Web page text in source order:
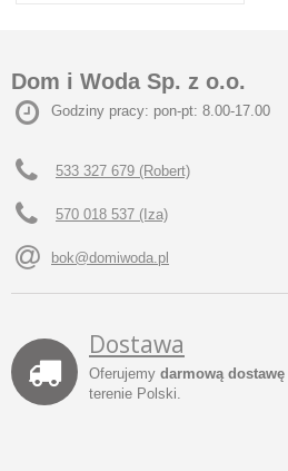
Dom i Woda Sp. z o.o.
Godziny pracy: pon-pt: 8.00-17.00
533 327 679 (Robert)
570 018 537 (Iza)
bok@domiwoda.pl
Dostawa
Oferujemy darmową dostawę
terenie Polski.